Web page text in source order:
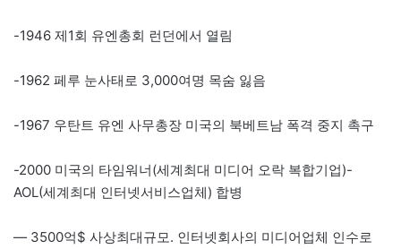
-1946 제1회 유엔총회 런던에서 열림
-1962 페루 눈사태로 3,000여명 목숨 잃음
-1967 우탄트 유엔 사무총장 미국의 북베트남 폭격 중지 촉구
-2000 미국의 타임워너(세계최대 미디어 오락 복합기업)-
AOL(세계최대 인터넷서비스업체) 합병
— 3500억$ 사상최대규모. 인터넷회사의 미디어업체 인수로